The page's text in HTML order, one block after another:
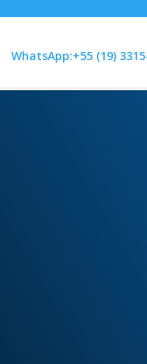
WhatsApp:+55 (19)